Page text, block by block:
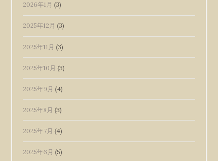
2026年1月 (3)
2025年12月 (3)
2025年11月 (3)
2025年10月 (3)
2025年9月 (4)
2025年8月 (3)
2025年7月 (4)
2025年6月 (5)